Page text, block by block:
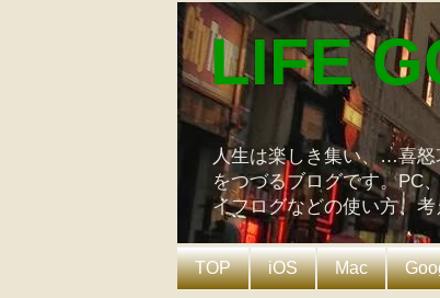
LIFE
人生は楽しき集い、…喜怒
をつづるブログです。PC
イフログなどの使い方、
TOP iOS Mac